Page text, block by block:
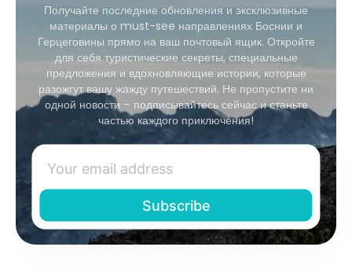
Получайте последние обновления и эксклюзивные
материалы о must-see направлениях Боснии и
Герцеговины прямо на ваш почтовый ящик. Откройте
для себя туристические секреты, специальные
предложения и вдохновляющие истории, которые
разожгут вашу жажду путешествий. Не пропустите ни
одной новости – подписывайтесь сейчас и станьте
частью каждого приключения!